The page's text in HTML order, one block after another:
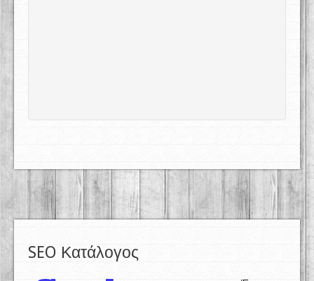
SEO Κατάλογος